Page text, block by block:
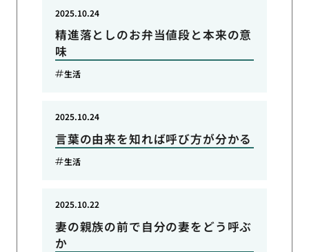
精進落としのお弁当値段と本来の意
味
2025.10.24
生活
言葉の由来を知れば呼び方が分かる
2025.10.24
生活
妻の親族の前で自分の妻をどう呼ぶ
か
2025.10.22